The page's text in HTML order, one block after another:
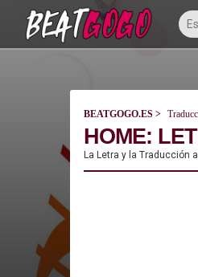
BEATGOGO.ES
HOME:
La Letra y la Traducción